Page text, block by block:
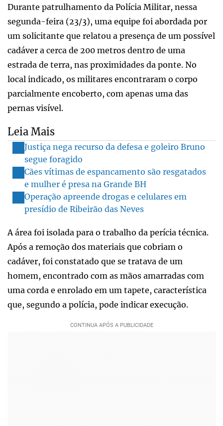
Durante patrulhamento da Polícia Militar, nessa
segunda-feira (23/3), uma equipe foi abordada por
um solicitante que relatou a presença de um possível
cadáver a cerca de 200 metros dentro de uma
estrada de terra, nas proximidades da ponte. No
local indicado, os militares encontraram o corpo
parcialmente encoberto, com apenas uma das
pernas visível.
Leia Mais
Justiça nega recurso da defesa e goleiro Bruno
segue foragido
Cães vítimas de espancamento são resgatados
e mulher é presa na Grande BH
Operação apreende drogas e celulares em
presídio de Ribeirão das Neves
A área foi isolada para o trabalho da perícia técnica.
Após a remoção dos materiais que cobriam o
cadáver, foi constatado que se tratava de um
homem, encontrado com as mãos amarradas com
uma corda e enrolado em um tapete, característica
que, segundo a polícia, pode indicar execução.